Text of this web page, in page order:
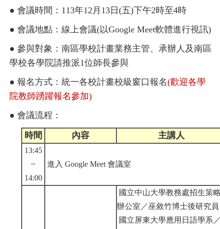
● 會議時間：113年12月13日(五)下午2時至4時
● 會議地點：線上會議(以Google Meet軟體進行視訊)
● 參與對象：南區學校計畫業務主管、承辦人及南區
學校各學院請推派1位師長參與
● 報名方式：統一各校計畫校級窗口報名(歡迎各學
院教師踴躍報名參加)
● 會議流程：
時間 內容 主講人
13:45
~
14:00
進入 Google Meet 會議室
國立中山大學教務處招生策
辦公室／巫敘竹博士後研究員
國立屏東大學應用日語學系